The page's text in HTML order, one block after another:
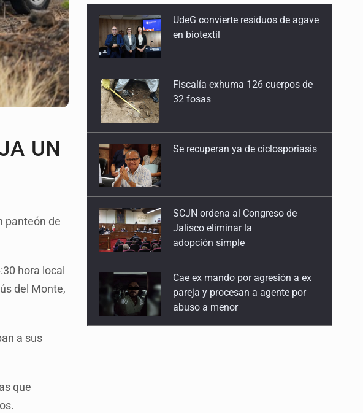
UN
panteón de
hora local
del Monte,
a sus
que
Fiscalía exhuma 126 cuerpos de
32 fosas
Se recuperan ya de ciclosporiasis
SCJN ordena al Congreso de
Cae ex mando por agresión a ex
pareja y procesan a agente por
abuso a menor
Jalisco mantiene la búsqueda de
21 adolescentes desaparecidos
durante julio